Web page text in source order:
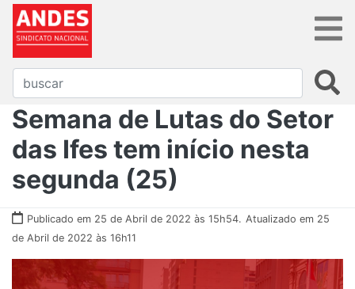
Semana de Lutas do Setor
das Ifes tem início nesta
segunda (25)
Publicado em 25 de Abril de 2022 às 15h54. Atualizado em 25
de Abril de 2022 às 16h11